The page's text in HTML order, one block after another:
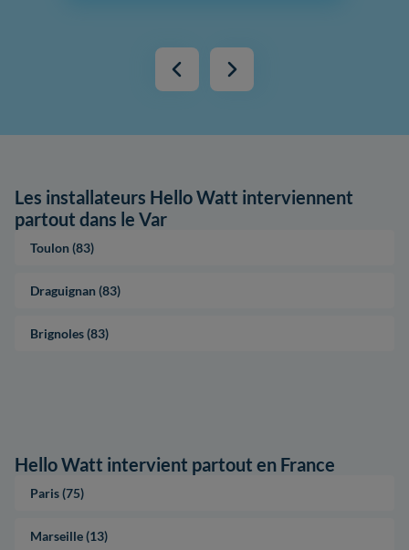
Les installateurs Hello Watt interviennent
partout dans le Var
Toulon (83)
Draguignan (83)
Brignoles (83)
Hello Watt intervient partout en France
Paris (75)
Marseille (13)